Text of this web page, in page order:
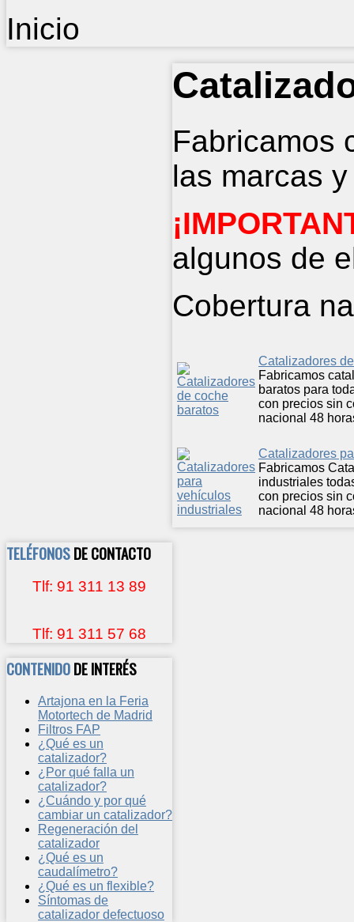
Inicio
Fabricamos
las marcas
algunos de
Cobertura
Catalizadores
Fabricamos
baratos para
con precios sin
nacional 48
Catalizadores
Fabricamos
industriales
con precios sin
nacional 48
TELÉFONOSDE CONTACTO
Tlf: 91 311 13 89
Tlf: 91 311 57 68
CONTENIDODE INTERÉS
Artajona en la Feria
Motortech de Madrid
Filtros FAP
¿Qué es un
catalizador?
¿Por qué falla un
catalizador?
¿Cuándo y por qué
cambiar un catalizador?
Regeneración del
catalizador
¿Qué es un
caudalímetro?
¿Qué es un flexible?
Síntomas de
catalizador defectuoso